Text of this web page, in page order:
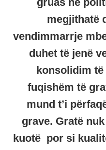
megjithatë
vendimmarrje
duhet të jenë
konsolidim
fuqishëm të
mund t’i
grave. Gratë
kuotë por si